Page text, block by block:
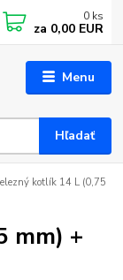
Menu
Hľadať
0 ks
za 0,00 EUR
kotlík 14 L (0,75
mm) +